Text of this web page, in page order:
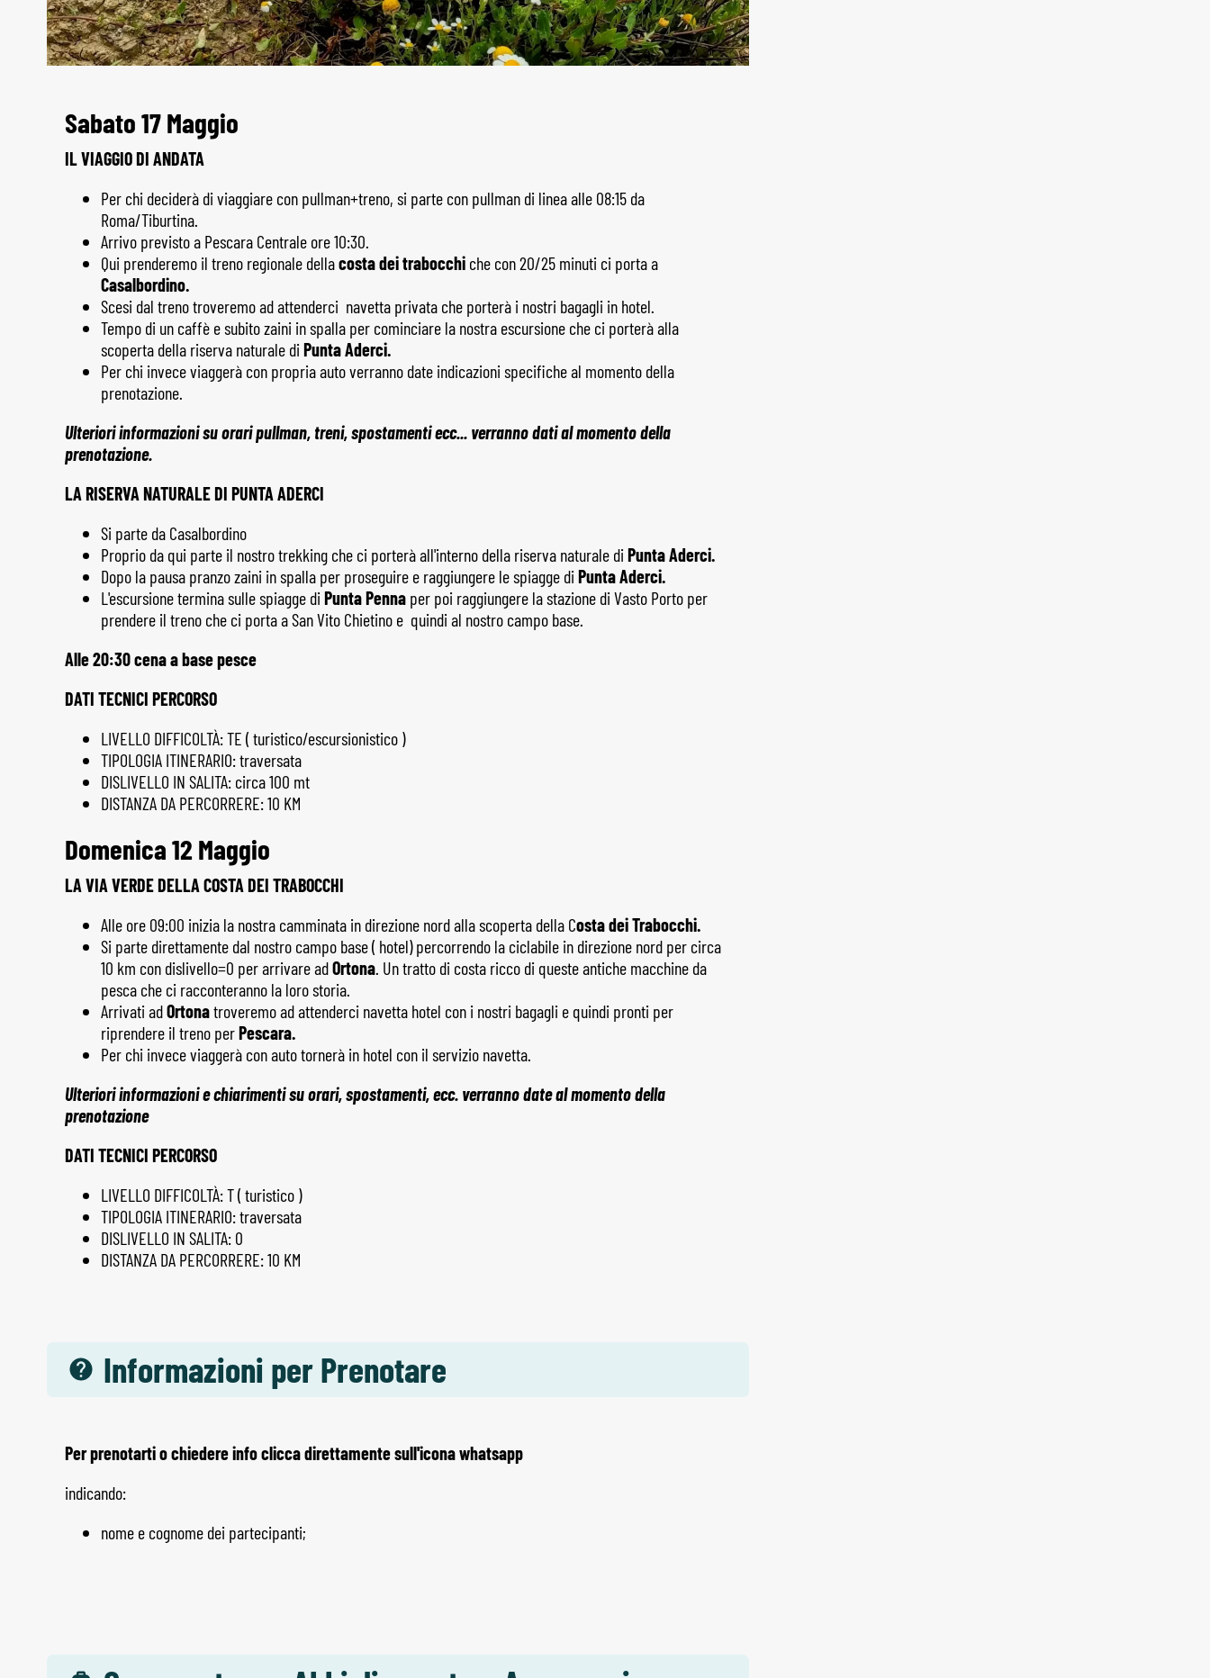
Sabato 17 Maggio
IL VIAGGIO DI ANDATA
Per chi deciderà di viaggiare con pullman+treno, si parte con pullman di linea alle 08:15 da
Roma/Tiburtina.
Arrivo previsto a Pescara Centrale ore 10:30.
Qui prenderemo il treno regionale dellacosta dei trabocchi che con 20/25 minuti ci porta a
Casalbordino.
Scesi dal treno troveremo ad attenderci navetta privata che porterà i nostri bagagli in hotel.
Tempo di un caffè e subito zaini in spalla per cominciare la nostra escursione che ci porterà alla
scoperta della riserva naturale di Punta Aderci.
Per chi invece viaggerà con propria auto verranno date indicazioni specifiche al momento della
prenotazione.
Ulteriori informazioni su orari pullman, treni, spostamenti ecc... verranno dati al momento della
prenotazione.
LA RISERVA NATURALE DI PUNTA ADERCI
Si parte da Casalbordino
Proprio da qui parte il nostro trekking che ci porterà all'interno della riserva naturale di Punta Aderci.
Dopo la pausa pranzo zaini in spalla per proseguire e raggiungere le spiagge di Punta Aderci.
L'escursione termina sulle spiagge di Punta Penna per poi raggiungere la stazione di Vasto Porto per
prendere il treno che ci porta a San Vito Chietino e quindi al nostro campo base.
Alle 20:30 cena a base pesce
DATI TECNICI PERCORSO
LIVELLO DIFFICOLTÀ: TE ( turistico/escursionistico )
TIPOLOGIA ITINERARIO: traversata
DISLIVELLO IN SALITA: circa 100 mt
DISTANZA DA PERCORRERE: 10 KM
Domenica 12 Maggio
LA VIA VERDE DELLA COSTA DEI TRABOCCHI
Alle ore 09:00 inizia la nostra camminata in direzione nord alla scoperta della Costa dei Trabocchi.
Si parte direttamente dal nostro campo base ( hotel) percorrendo la ciclabile in direzione nord per circa
10 km con dislivello=0 per arrivare adOrtona . Un tratto di costa ricco di queste antiche macchine da
pesca che ci racconteranno la loro storia.
Arrivati adOrtonatroveremo ad attenderci navetta hotel con i nostri bagagli e quindi pronti per
riprendere il treno perPescara.
Per chi invece viaggerà con auto tornerà in hotel con il servizio navetta.
Ulteriori informazioni e chiarimenti su orari, spostamenti, ecc. verranno date al momento della
prenotazione
DATI TECNICI PERCORSO
LIVELLO DIFFICOLTÀ: T ( turistico )
TIPOLOGIA ITINERARIO: traversata
DISLIVELLO IN SALITA: 0
DISTANZA DA PERCORRERE: 10 KM
Informazioni per Prenotare
Per prenotarti o chiedere info clicca direttamente sull'icona whatsapp
indicando:
nome e cognome dei partecipanti;